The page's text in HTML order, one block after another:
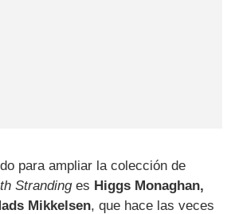
para ampliar la colección de
Strandinges Higgs Monaghan,
Mikkelsen, que hace las veces